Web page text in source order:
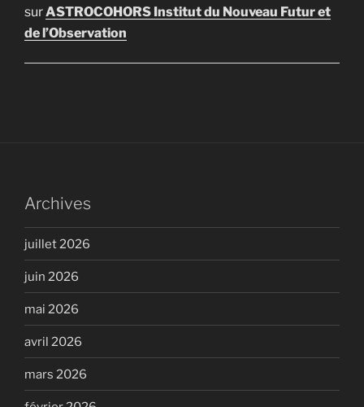
surASTROCOHORS Institut du Nouveau Futur et
de l’Observation
Archives
juillet 2026
juin 2026
mai 2026
avril 2026
mars 2026